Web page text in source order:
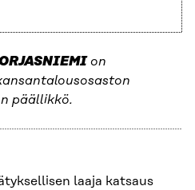
on
päällikkö.
laaja katsaus